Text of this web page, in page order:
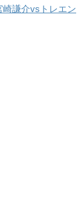
崎謙介vsトレエン